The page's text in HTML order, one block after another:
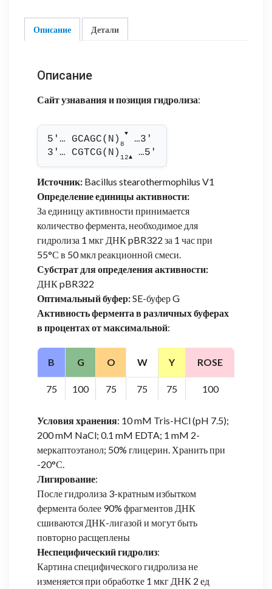
Описание Детали
Описание
Сайт узнавания и позиция гидролиза:
5'… GCAGC(N) 8
▼
…3'
3'… CGTCG(N) 12▲ …5'
Источник: Bacillus stearothermophilus V1
Определение единицы активности:
За единицу активности принимается
количество фермента, необходимое для
гидролиза 1 мкг ДНК pBR322 за 1 час при
55°С в 50 мкл реакционной смеси.
Субстрат для определения активности:
ДНК pBR322
Оптимальный буфер:SE-буфер G
Активность фермента в различных буферах
в процентах от максимальной:
B G O W Y ROSE
75 100 75 75 75 100
Условия хранения: 10 mM Tris-HCl (pH 7.5);
200 mM NaCl; 0.1 mM EDTA; 1 mM 2-
меркаптоэтанол; 50% глицерин. Хранить при
-20°С.
Лигирование:
После гидролиза 3-кратным избытком
фермента более 90% фрагментов ДНК
сшиваются ДНК-лигазой и могут быть
повторно расщеплены
Неспецифический гидролиз:
Картина специфического гидролиза не
изменяется при обработке 1 мкг ДНК 2 ед